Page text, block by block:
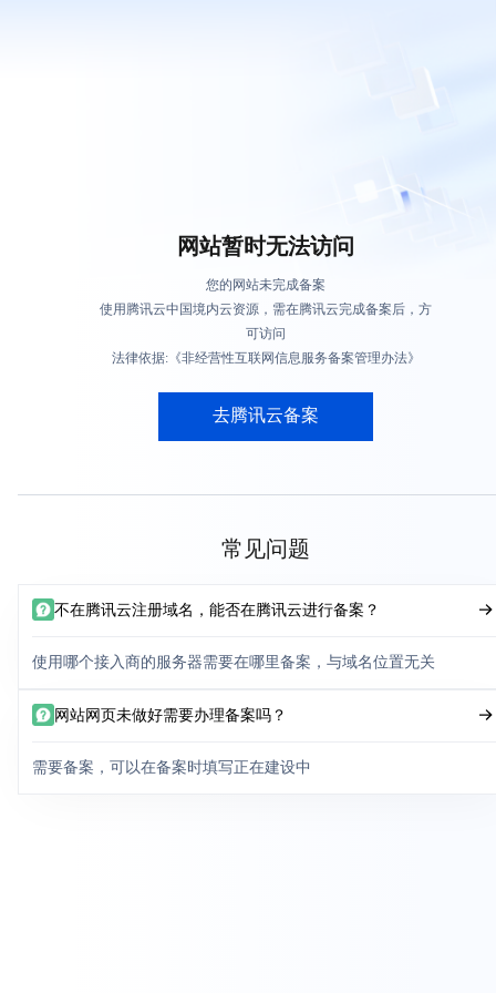
网站暂时无法访问
您的网站未完成备案
使用腾讯云中国境内云资源，需在腾讯云完成备案后，方
可访问
法律依据:《非经营性互联网信息服务备案管理办法》
去腾讯云备案
常见问题
不在腾讯云注册域名，能否在腾讯云进行备案？
使用哪个接入商的服务器需要在哪里备案，与域名位置无关
网站网页未做好需要办理备案吗？
需要备案，可以在备案时填写正在建设中